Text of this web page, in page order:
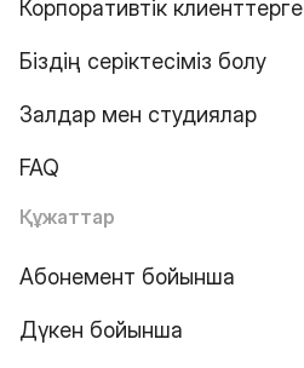
Корпоративтік клиенттерге
Біздің серіктесіміз болу
Залдар мен студиялар
FAQ
Құжаттар
Абонемент бойынша
Дүкен бойынша